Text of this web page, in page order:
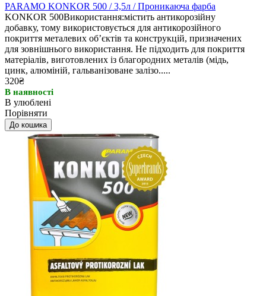
PARAMO KONKOR 500 / 3,5л / Проникаюча фарба
KONKOR 500Використання:містить антикорозійну
добавку, тому використовується для антикорозійного
покриття металевих об’єктів та конструкцій, призначених
для зовнішнього використання. Не підходить для покриття
матеріалів, виготовлених із благородних металів (мідь,
цинк, алюміній, гальванізоване залізо.....
320₴
В наявності
В улюблені
Порівняти